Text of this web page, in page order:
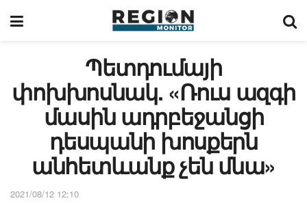
Պետդումայի
փոխխոսնակ. «Ռուս ազգի
մասին ադրբեջանցի
դեսպանի խոսքերն
անհետևանք չեն մնա»
2021/08/12 12:10